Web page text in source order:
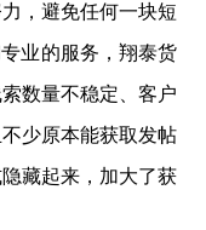
，避免任何一块短
业的服务，翔泰货
数量不稳定、客户
少原本能获取发帖
藏起来，加大了获